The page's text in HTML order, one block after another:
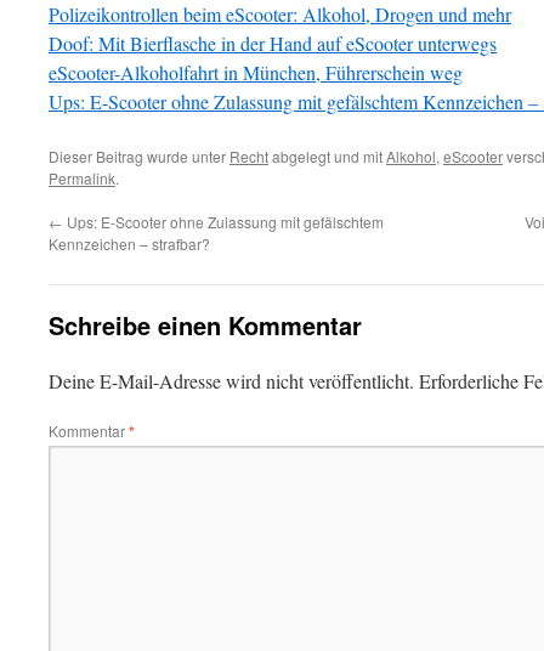
Polizeikontrollen beim eScooter: Alkohol, Drogen und mehr
Doof: Mit Bierflasche in der Hand auf eScooter unterwegs
eScooter-Alkoholfahrt in München, Führerschein weg
Ups: E-Scooter ohne Zulassung mit gefälschtem Kennzeichen –
Dieser Beitrag wurde unter Rechtabgelegt und mitAlkohol, eScooter
Permalink.
← Ups: E-Scooter ohne Zulassung mit gefälschtem
Kennzeichen – strafbar?
Schreibe einen Kommentar
Deine E-Mail-Adresse wird nicht veröffentlicht. Erforderliche
Kommentar*